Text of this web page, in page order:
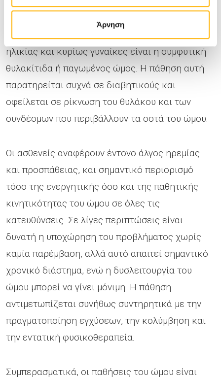
Άρνηση
Μία ακόμα συνήθης πάθηση σε ασθενείς μέσης
ηλικίας και κυρίως γυναίκες είναι η συμφυτική
θυλακίτιδα ή παγωμένος ώμος. Η πάθηση αυτή
παρατηρείται συχνά σε διαβητικούς και
οφείλεται σε ρίκνωση του θυλάκου και των
συνδέσμων που περιβάλλουν τα οστά του ώμου.
Οι ασθενείς αναφέρουν έντονο άλγος ηρεμίας
και προσπάθειας, και σημαντικό περιορισμό
τόσο της ενεργητικής όσο και της παθητικής
κινητικότητας του ώμου σε όλες τις
κατευθύνσεις. Σε λίγες περιπτώσεις είναι
δυνατή η υποχώρηση του προβλήματος χωρίς
καμία παρέμβαση, αλλά αυτό απαιτεί σημαντικό
χρονικό διάστημα, ενώ η δυσλειτουργία του
ώμου μπορεί να γίνει μόνιμη. Η πάθηση
αντιμετωπίζεται συνήθως συντηρητικά με την
πραγματοποίηση εγχύσεων, την κολύμβηση και
την εντατική φυσικοθεραπεία.
Συμπερασματικά, οι παθήσεις του ώμου είναι